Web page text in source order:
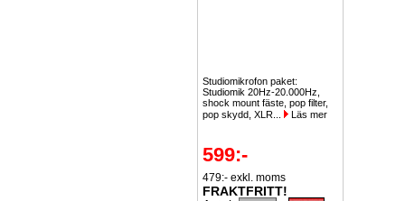
Studiomikrofon paket:
Studiomik 20Hz-20.000Hz,
shock mount fäste, pop filter,
pop skydd, XLR...
Läs mer
599:-
479:- exkl. moms
FRAKTFRITT!